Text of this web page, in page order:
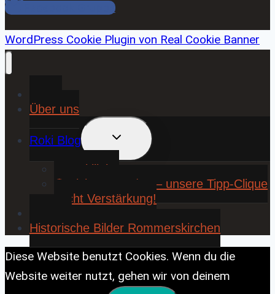
Facebook Gruppe
WordPress Cookie Plugin von Real Cookie Banner
Über uns
Roki Blog
UNTERMENÜ
UMSCHALTEN
❤️ Rokiliebe
⚽ KickStart 25/26 – unsere Tipp-Clique
sucht Verstärkung!
Historische Bilder Rommerskirchen
Diese Website benutzt Cookies. Wenn du die
Website weiter nutzt, gehen wir von deinem